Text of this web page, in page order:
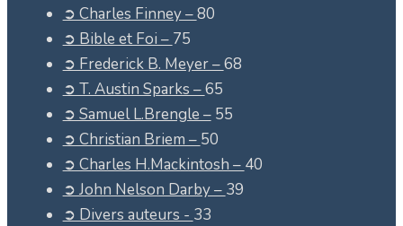
➲ Charles Finney –80
➲ Bible et Foi – 75
➲ Frederick B. Meyer –68
➲ T. Austin Sparks –65
➲ Samuel L.Brengle – 55
➲ Christian Briem – 50
➲ Charles H.Mackintosh – 40
➲ John Nelson Darby – 39
➲ Divers auteurs - 33